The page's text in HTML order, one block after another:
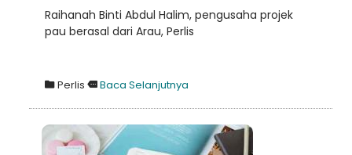
Raihanah Binti Abdul Halim, pengusaha projek
pau berasal dari Arau, Perlis
Perlis Baca Selanjutnya